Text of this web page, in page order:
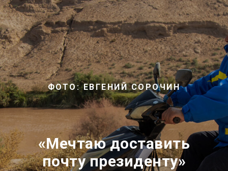
ФОТО: ЕВГЕНИЙ СОРОЧИН
«Мечтаю доставить
почту президенту»